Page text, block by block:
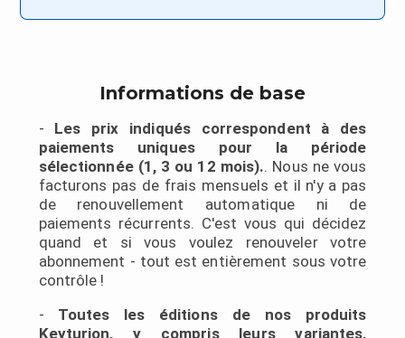
Informations de base
-︎ Les prix indiqués correspondent à des
paiements uniques pour la période
sélectionnée (1, 3 ou 12 mois).. Nous ne vous
facturons pas de frais mensuels et il n'y a pas
de renouvellement automatique ni de
paiements récurrents. C'est vous qui décidez
quand et si vous voulez renouveler votre
abonnement - tout est entièrement sous votre
contrôle !
-︎ Toutes les éditions de nos produits
Keyturion, y compris leurs variantes,